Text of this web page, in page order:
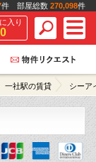
件 部屋総数 270,098件
入り
0
一社駅の賃貸 シーア